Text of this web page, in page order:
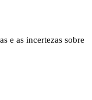
e as incertezas sobre